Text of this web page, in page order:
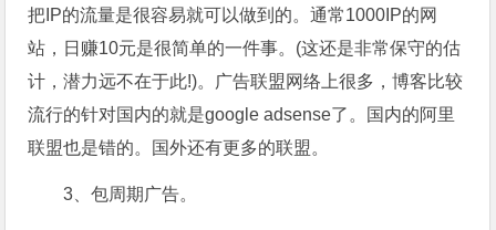
把IP的流量是很容易就可以做到的。通常1000IP的网
站，日赚10元是很简单的一件事。(这还是非常保守的估
计，潜力远不在于此!)。广告联盟网络上很多，博客比较
流行的针对国内的就是google adsense了。国内的阿里
联盟也是错的。国外还有更多的联盟。
3、包周期广告。